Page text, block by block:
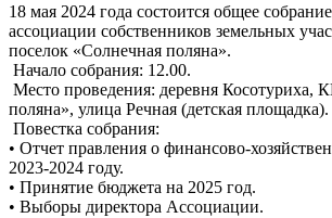
18 мая 2024 года состоится общее
ассоциации собственников земельных
поселок «Солнечная поляна».
Начало собрания: 12.00.
Место проведения: деревня Косотуриха,
поляна», улица Речная (детская площадка).
Повестка собрания:
• Отчет правления о финансово-
2023-2024 году.
• Принятие бюджета на 2025 год.
• Выборы директора Ассоциации.